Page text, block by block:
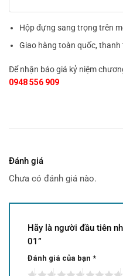
Hộp đựng sang trọng trên
Giao hàng toàn quốc,
Để nhận báo giá kỷ niệm
0948 556 909
Đánh giá
Chưa có đánh giá nào.
Hãy là người đầu tiên
01”
Đánh giá của bạn *